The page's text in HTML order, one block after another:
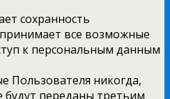
сохранность
все возможные
к персональным данным
Пользователя никогда,
будут переданы третьим